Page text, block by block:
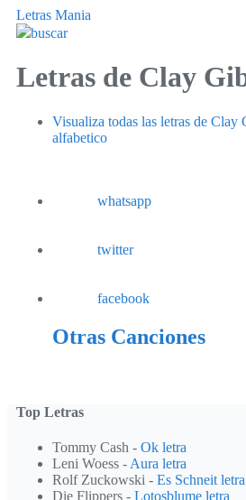
Letras Mania
buscar
Letras de Clay
Visualiza todas las letras de Clay
alfabetico
whatsapp
twitter
facebook
Otras Canciones
Top Letras
Tommy Cash - Ok letra
Leni Woess - Aura letra
Rolf Zuckowski - Es Schneit letra
Die Flippers - Lotosblume letra